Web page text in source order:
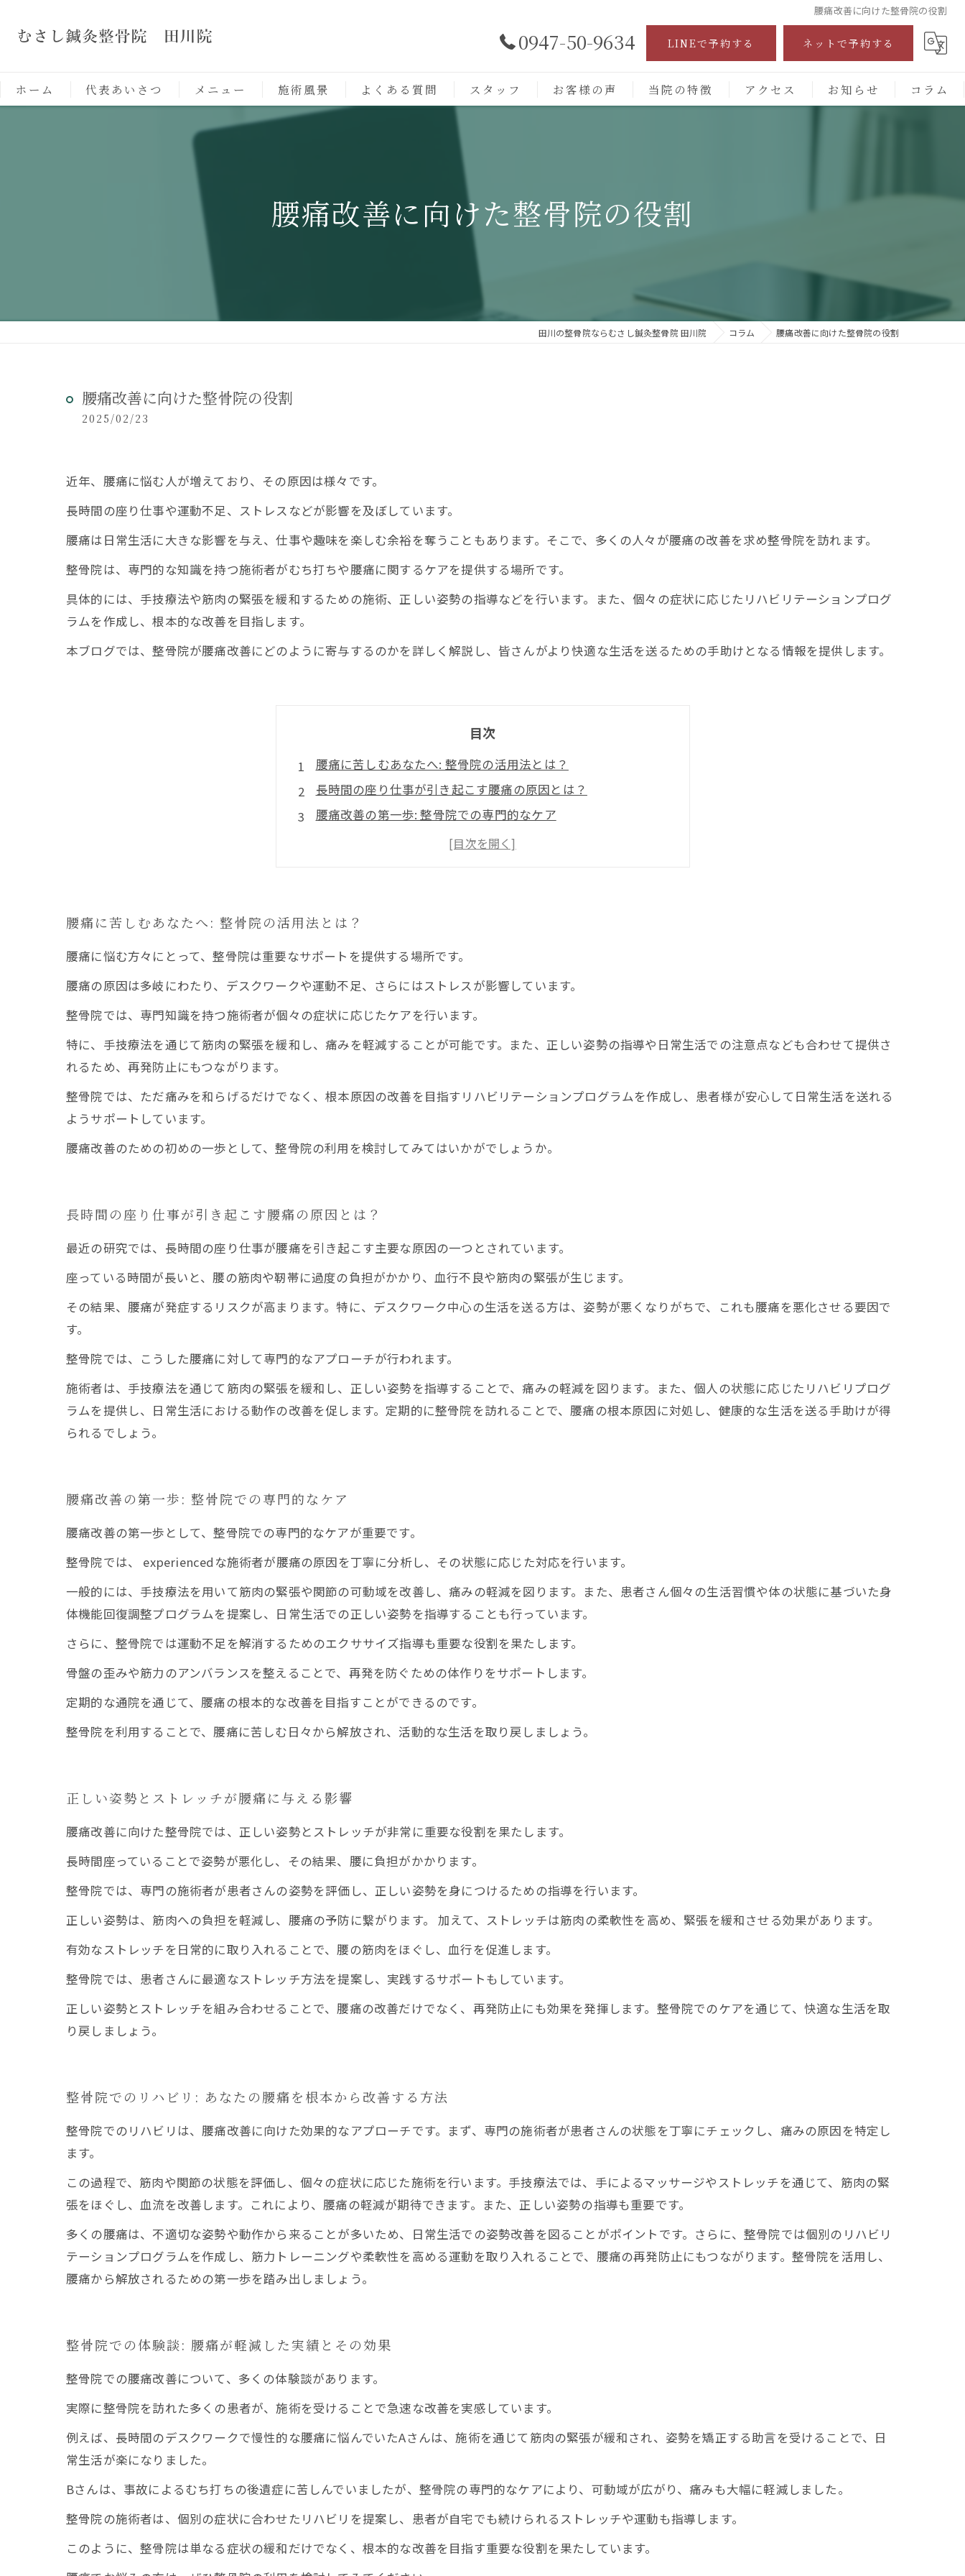
腰痛改善に向けた整骨院の役割
0947-50-9634 LINEで予約する ネットで予約する
ホーム 代表あいさつ メニュー 施術風景 よくある質問 スタッフ お客様の声 当院の特徴
保険施術
アクセス お知らせ コラム
腰痛改善に向けた整骨院の役割
田川の整骨院ならむさし鍼灸整骨院 田川院 コラム 腰痛改善に向けた整骨院の役割
腰痛改善に向けた整骨院の役割
2025/02/23
近年、腰痛に悩む人が増えており、その原因は様々です。
長時間の座り仕事や運動不足、ストレスなどが影響を及ぼしています。
腰痛は日常生活に大きな影響を与え、仕事や趣味を楽しむ余裕を奪うこともあります。そこで、多くの人々が腰痛の改善を求め整骨院を訪れます。
整骨院は、専門的な知識を持つ施術者がむち打ちや腰痛に関するケアを提供する場所です。
具体的には、手技療法や筋肉の緊張を緩和するための施術、正しい姿勢の指導などを行います。また、個々の症状に応じたリハビリテーションプログ
ラムを作成し、根本的な改善を目指します。
本ブログでは、整骨院が腰痛改善にどのように寄与するのかを詳しく解説し、皆さんがより快適な生活を送るための手助けとなる情報を提供します。
目次
腰痛に苦しむあなたへ: 整骨院の活用法とは？
長時間の座り仕事が引き起こす腰痛の原因とは？
腰痛改善の第一歩: 整骨院での専門的なケア
正しい姿勢とストレッチが腰痛に与える影響
快適な生活を取り戻すために: 整骨院でのサポートを活用しよう
腰痛に苦しむあなたへ: 整骨院の活用法とは？
腰痛に悩む方々にとって、整骨院は重要なサポートを提供する場所です。
腰痛の原因は多岐にわたり、デスクワークや運動不足、さらにはストレスが影響しています。
整骨院では、専門知識を持つ施術者が個々の症状に応じたケアを行います。
特に、手技療法を通じて筋肉の緊張を緩和し、痛みを軽減することが可能です。また、正しい姿勢の指導や日常生活での注意点なども合わせて提供さ
れるため、再発防止にもつながります。
整骨院では、ただ痛みを和らげるだけでなく、根本原因の改善を目指すリハビリテーションプログラムを作成し、患者様が安心して日常生活を送れる
ようサポートしています。
腰痛改善のための初めの一歩として、整骨院の利用を検討してみてはいかがでしょうか。
長時間の座り仕事が引き起こす腰痛の原因とは？
最近の研究では、長時間の座り仕事が腰痛を引き起こす主要な原因の一つとされています。
座っている時間が長いと、腰の筋肉や靭帯に過度の負担がかかり、血行不良や筋肉の緊張が生じます。
その結果、腰痛が発症するリスクが高まります。特に、デスクワーク中心の生活を送る方は、姿勢が悪くなりがちで、これも腰痛を悪化させる要因で
す。
整骨院では、こうした腰痛に対して専門的なアプローチが行われます。
施術者は、手技療法を通じて筋肉の緊張を緩和し、正しい姿勢を指導することで、痛みの軽減を図ります。また、個人の状態に応じたリハビリプログ
ラムを提供し、日常生活における動作の改善を促します。定期的に整骨院を訪れることで、腰痛の根本原因に対処し、健康的な生活を送る手助けが得
られるでしょう。
腰痛改善の第一歩: 整骨院での専門的なケア
腰痛改善の第一歩として、整骨院での専門的なケアが重要です。
整骨院では、 experiencedな施術者が腰痛の原因を丁寧に分析し、その状態に応じた対応を行います。
一般的には、手技療法を用いて筋肉の緊張や関節の可動域を改善し、痛みの軽減を図ります。また、患者さん個々の生活習慣や体の状態に基づいた身
体機能回復調整プログラムを提案し、日常生活での正しい姿勢を指導することも行っています。
さらに、整骨院では運動不足を解消するためのエクササイズ指導も重要な役割を果たします。
骨盤の歪みや筋力のアンバランスを整えることで、再発を防ぐための体作りをサポートします。
定期的な通院を通じて、腰痛の根本的な改善を目指すことができるのです。
整骨院を利用することで、腰痛に苦しむ日々から解放され、活動的な生活を取り戻しましょう。
正しい姿勢とストレッチが腰痛に与える影響
腰痛改善に向けた整骨院では、正しい姿勢とストレッチが非常に重要な役割を果たします。
長時間座っていることで姿勢が悪化し、その結果、腰に負担がかかります。
整骨院では、専門の施術者が患者さんの姿勢を評価し、正しい姿勢を身につけるための指導を行います。
正しい姿勢は、筋肉への負担を軽減し、腰痛の予防に繋がります。 加えて、ストレッチは筋肉の柔軟性を高め、緊張を緩和させる効果があります。
有効なストレッチを日常的に取り入れることで、腰の筋肉をほぐし、血行を促進します。
整骨院では、患者さんに最適なストレッチ方法を提案し、実践するサポートもしています。
正しい姿勢とストレッチを組み合わせることで、腰痛の改善だけでなく、再発防止にも効果を発揮します。整骨院でのケアを通じて、快適な生活を取
り戻しましょう。
整骨院でのリハビリ: あなたの腰痛を根本から改善する方法
整骨院でのリハビリは、腰痛改善に向けた効果的なアプローチです。まず、専門の施術者が患者さんの状態を丁寧にチェックし、痛みの原因を特定し
ます。
この過程で、筋肉や関節の状態を評価し、個々の症状に応じた施術を行います。手技療法では、手によるマッサージやストレッチを通じて、筋肉の緊
張をほぐし、血流を改善します。これにより、腰痛の軽減が期待できます。また、正しい姿勢の指導も重要です。
多くの腰痛は、不適切な姿勢や動作から来ることが多いため、日常生活での姿勢改善を図ることがポイントです。さらに、整骨院では個別のリハビリ
テーションプログラムを作成し、筋力トレーニングや柔軟性を高める運動を取り入れることで、腰痛の再発防止にもつながります。整骨院を活用し、
腰痛から解放されるための第一歩を踏み出しましょう。
整骨院での体験談: 腰痛が軽減した実績とその効果
整骨院での腰痛改善について、多くの体験談があります。
実際に整骨院を訪れた多くの患者が、施術を受けることで急速な改善を実感しています。
例えば、長時間のデスクワークで慢性的な腰痛に悩んでいたAさんは、施術を通じて筋肉の緊張が緩和され、姿勢を矯正する助言を受けることで、日
常生活が楽になりました。
Bさんは、事故によるむち打ちの後遺症に苦しんでいましたが、整骨院の専門的なケアにより、可動域が広がり、痛みも大幅に軽減しました。
整骨院の施術者は、個別の症状に合わせたリハビリを提案し、患者が自宅でも続けられるストレッチや運動も指導します。
このように、整骨院は単なる症状の緩和だけでなく、根本的な改善を目指す重要な役割を果たしています。